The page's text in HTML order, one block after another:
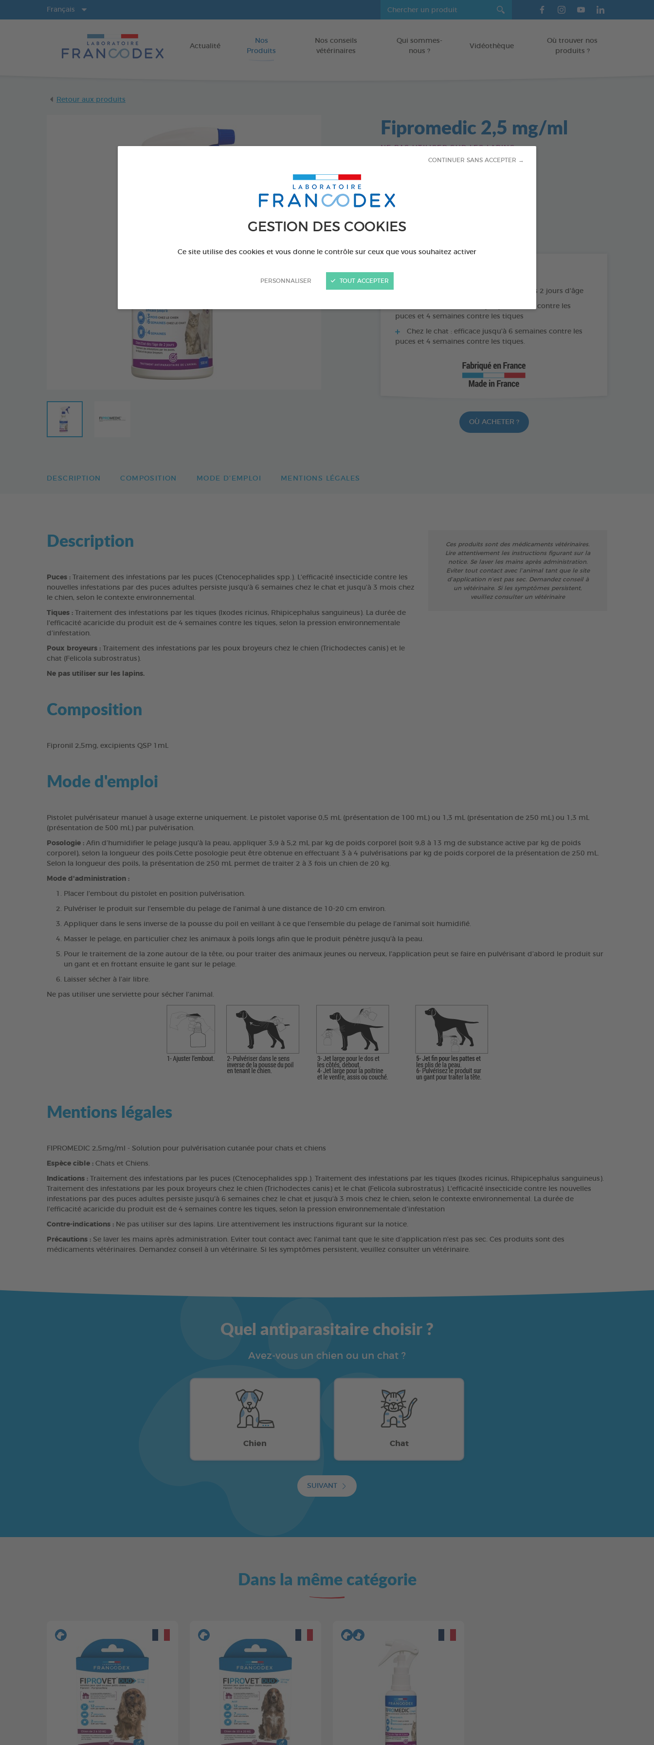
GESTION DES COOKIES
Ce site utilise des cookies et vous donne le contrôle sur ceux que vous souhaitez activer
PERSONNALISER
CONTINUER SANS ACCEPTER →
TOUT ACCEPTER
Aller au contenu
Actualité
Nos
Produits
Nos conseils
vétérinaires
Qui sommes-
nous ?
Vidéothèque
Où trouver nos
produits ?
Français
Retour aux produits
Fipromedic 2,5 mg/ml
NE PAS UTILISER SUR LES LAPINS
PRODUIT DISPONIBLE AUSSI EN :
SPRAY DE 100 ML
Utilisable sur les chiots et chatons dès 2 jours d'âge
Chez le chien : efficace jusqu'à 3 mois contre les
puces et 4 semaines contre les tiques
Chez le chat : efficace jusqu'à 6 semaines contre les
puces et 4 semaines contre les tiques.
OÙ ACHETER ?
DESCRIPTION COMPOSITION MODE D'EMPLOI MENTIONS LÉGALES
Description
Puces : Traitement des infestations par les puces (Ctenocephalides spp.). L‘efficacité insecticide contre les
nouvelles infestations par des puces adultes persiste jusqu’à 6 semaines chez le chat et jusqu’à 3 mois chez
le chien, selon le contexte environnemental.
Tiques : Traitement des infestations par les tiques (Ixodes ricinus, Rhipicephalus sanguineus). La durée de
l'efficacité acaricide du produit est de 4 semaines contre les tiques, selon la pression environnementale
d’infestation.
Poux broyeurs : Traitement des infestations par les poux broyeurs chez le chien (Trichodectes canis) et le
chat (Felicola subrostratus).
Ne pas utiliser sur les lapins.
Ces produits sont des médicaments vétérinaires.
Lire attentivement les instructions figurant sur la
notice. Se laver les mains après administration.
Eviter tout contact avec l’animal tant que le site
d’application n’est pas sec. Demandez conseil à
un vétérinaire. Si les symptômes persistent,
veuillez consulter un vétérinaire
Composition
Fipronil 2,5mg, excipients QSP 1mL
Mode d'emploi
Pistolet pulvérisateur manuel à usage externe uniquement. Le pistolet vaporise 0,5 mL (présentation de 100 mL) ou 1,3 mL (présentation de 250 mL) ou 1,3 mL
(présentation de 500 mL) par pulvérisation.
Posologie : Afin d’humidifier le pelage jusqu’à la peau, appliquer 3,9 à 5,2 mL par kg de poids corporel (soit 9,8 à 13 mg de substance active par kg de poids
corporel), selon la longueur des poils.Cette posologie peut être obtenue en effectuant 3 à 4 pulvérisations par kg de poids corporel de la présentation de 250 mL.
Selon la longueur des poils, la présentation de 250 mL permet de traiter 2 à 3 fois un chien de 20 kg.
Mode d'administration :
Placer l’embout du pistolet en position pulvérisation.
Pulvériser le produit sur l’ensemble du pelage de l’animal à une distance de 10-20 cm environ.
Appliquer dans le sens inverse de la pousse du poil en veillant à ce que l’ensemble du pelage de l’animal soit humidifié.
Masser le pelage, en particulier chez les animaux à poils longs afin que le produit pénètre jusqu’à la peau.
Pour le traitement de la zone autour de la tête, ou pour traiter des animaux jeunes ou nerveux, l’application peut se faire en pulvérisant d’abord le produit sur
un gant et en frottant ensuite le gant sur le pelage.
Laisser sécher à l’air libre.
Ne pas utiliser une serviette pour sécher l’animal.
Mentions légales
FIPROMEDIC 2,5mg/ml - Solution pour pulvérisation cutanée pour chats et chiens
Espèce cible : Chats et Chiens.
Indications : Traitement des infestations par les puces (Ctenocephalides spp.). Traitement des infestations par les tiques (Ixodes ricinus, Rhipicephalus sanguineus).
Traitement des infestations par les poux broyeurs chez le chien (Trichodectes canis) et le chat (Felicola subrostratus). L‘efficacité insecticide contre les nouvelles
infestations par des puces adultes persiste jusqu’à 6 semaines chez le chat et jusqu’à 3 mois chez le chien, selon le contexte environnemental. La durée de
l’efficacité acaricide du produit est de 4 semaines contre les tiques, selon la pression environnementale d’infestation
Contre-indications : Ne pas utiliser sur des lapins. Lire attentivement les instructions figurant sur la notice.
Précautions : Se laver les mains après administration. Eviter tout contact avec l’animal tant que le site d’application n’est pas sec. Ces produits sont des
médicaments vétérinaires. Demandez conseil à un vétérinaire. Si les symptômes persistent, veuillez consulter un vétérinaire.
Quel antiparasitaire choisir ?
Avez-vous un chien ou un chat ?
Chien Chat
SUIVANT
Dans la même catégorie